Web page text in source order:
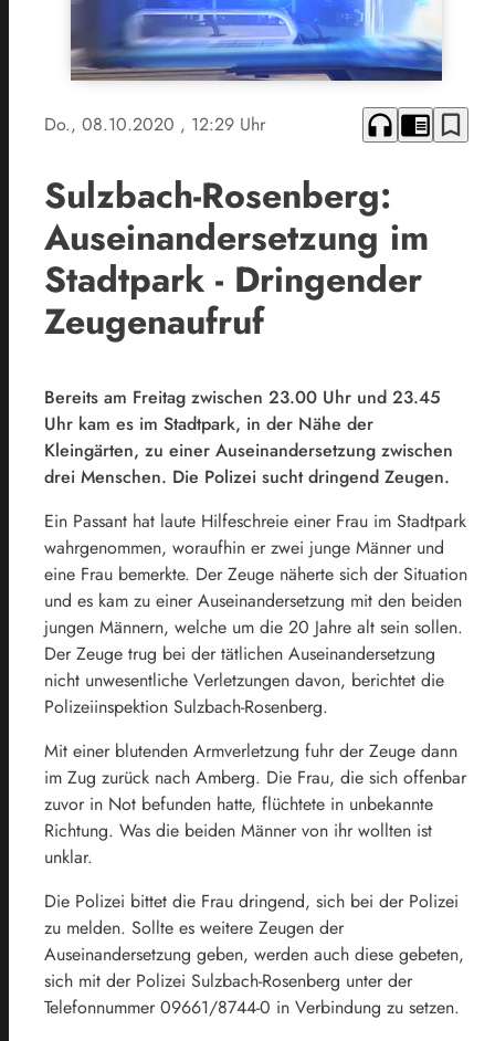
Do., 08.10.2020 , 12:29 Uhr headphones chrome_reader_mode bookmark_border
Sulzbach-Rosenberg:
Auseinandersetzung im
Stadtpark - Dringender
Zeugenaufruf
Bereits am Freitag zwischen 23.00 Uhr und 23.45
Uhr kam es im Stadtpark, in der Nähe der
Kleingärten, zu einer Auseinandersetzung zwischen
drei Menschen. Die Polizei sucht dringend Zeugen.
Ein Passant hat laute Hilfeschreie einer Frau im Stadtpark
wahrgenommen, woraufhin er zwei junge Männer und
eine Frau bemerkte. Der Zeuge näherte sich der Situation
und es kam zu einer Auseinandersetzung mit den beiden
jungen Männern, welche um die 20 Jahre alt sein sollen.
Der Zeuge trug bei der tätlichen Auseinandersetzung
nicht unwesentliche Verletzungen davon, berichtet die
Polizeiinspektion Sulzbach-Rosenberg.
Mit einer blutenden Armverletzung fuhr der Zeuge dann
im Zug zurück nach Amberg. Die Frau, die sich offenbar
zuvor in Not befunden hatte, flüchtete in unbekannte
Richtung. Was die beiden Männer von ihr wollten ist
unklar.
Die Polizei bittet die Frau dringend, sich bei der Polizei
zu melden. Sollte es weitere Zeugen der
Auseinandersetzung geben, werden auch diese gebeten,
sich mit der Polizei Sulzbach-Rosenberg unter der
Telefonnummer 09661/8744-0 in Verbindung zu setzen.